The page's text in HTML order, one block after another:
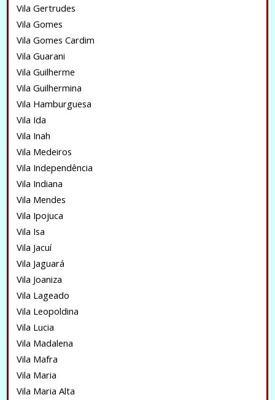
Vila Gertrudes
Vila Gomes
Vila Gomes Cardim
Vila Guarani
Vila Guilherme
Vila Guilhermina
Vila Hamburguesa
Vila Ida
Vila Inah
Vila Medeiros
Vila Independência
Vila Indiana
Vila Mendes
Vila Ipojuca
Vila Isa
Vila Jacuí
Vila Jaguará
Vila Joaniza
Vila Lageado
Vila Leopoldina
Vila Lucia
Vila Madalena
Vila Mafra
Vila Maria
Vila Maria Alta